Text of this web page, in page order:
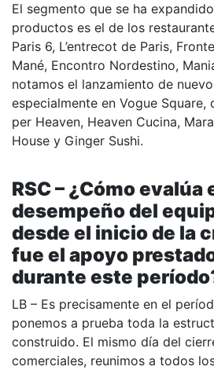
El segmento que se ha
productos es el de los
Paris 6, L’entrecot de Paris,
Mané, Encontro Nordestino,
notamos el lanzamiento de
especialmente en Vogue Square,
per Heaven, Heaven Cucina,
House y Ginger Sushi.
RSC – ¿Cómo evalúa
desempeño del
desde el inicio de la
fue el apoyo
durante este
LB – Es precisamente en el
ponemos a prueba toda la
construido. El mismo día del
comerciales, reunimos a todos